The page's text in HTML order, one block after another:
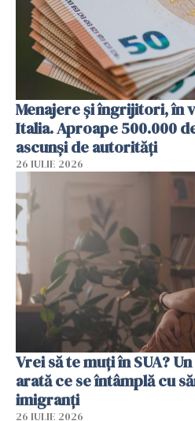
Menajere și îngrijitori, în
Italia. Aproape 500.000
ascunși de autorități
26 IULIE 2026
Vrei să te muți în SUA?
arată ce se întâmplă cu
imigranți
26 IULIE 2026